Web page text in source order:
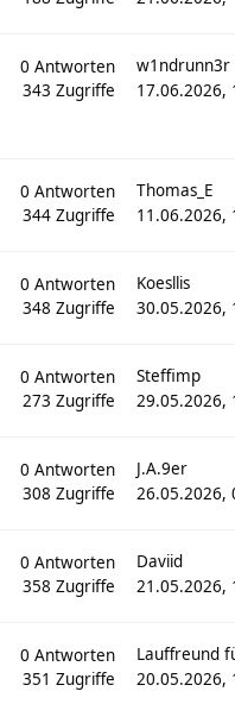
0Antworten
343Zugriffe
w1ndrunn3r
17.06.2026,
0Antworten
344Zugriffe
Thomas_E
11.06.2026,
0Antworten
348Zugriffe
Koesllis
30.05.2026,
0Antworten
273Zugriffe
Steffimp
29.05.2026,
0Antworten
308Zugriffe
J.A.9er
26.05.2026,
0Antworten
358Zugriffe
Daviid
21.05.2026,
0Antworten
351Zugriffe
Lauffreund
20.05.2026,